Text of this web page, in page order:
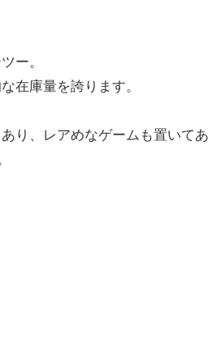
ー。
在庫量を誇ります。
り、レアめなゲームも置いて